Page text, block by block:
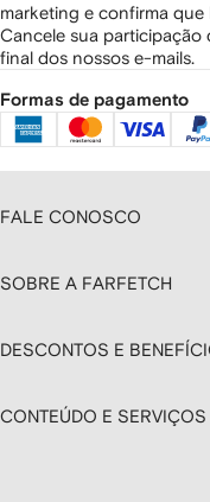
marketing e confirma que
Cancele sua participação
final dos nossos e-mails.
Formas de pagamento
FALE CONOSCO
SOBRE A FARFETCH
DESCONTOS E
CONTEÚDO E SERVIÇOS